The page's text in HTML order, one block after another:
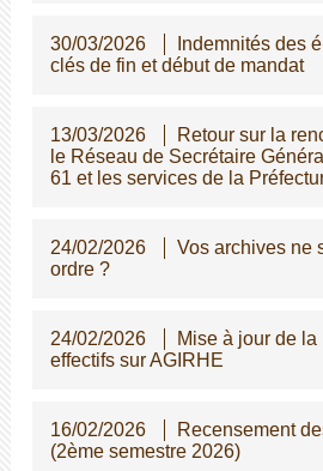
30/03/2026
Indemnités des
clés de fin et début de mandat
13/03/2026
Retour sur la
le Réseau de Secrétaire
61 et les services de la
24/02/2026
Vos archives ne
ordre ?
24/02/2026
Mise à jour de
effectifs sur AGIRHE
16/02/2026
Recensement
(2ème semestre 2026)